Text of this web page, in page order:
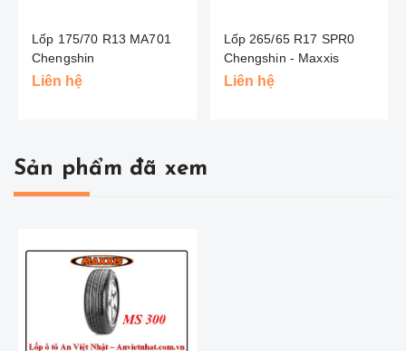
Lốp 175/70 R13 MA701
Chengshin
Liên hệ
Lốp 265/65 R17 SPR0
Chengshin - Maxxis
Liên hệ
Sản phẩm đã xem